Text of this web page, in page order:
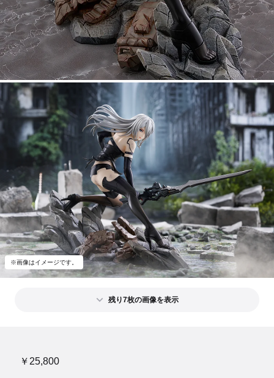
※画像はイメージです。
残り7枚の画像を表示
￥25,800